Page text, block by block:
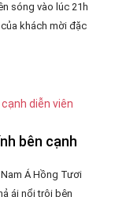
sóng vào lúc 21h
khách mời đặc
bên cạnh
Á Hồng Tươi
ái nổi trội bên